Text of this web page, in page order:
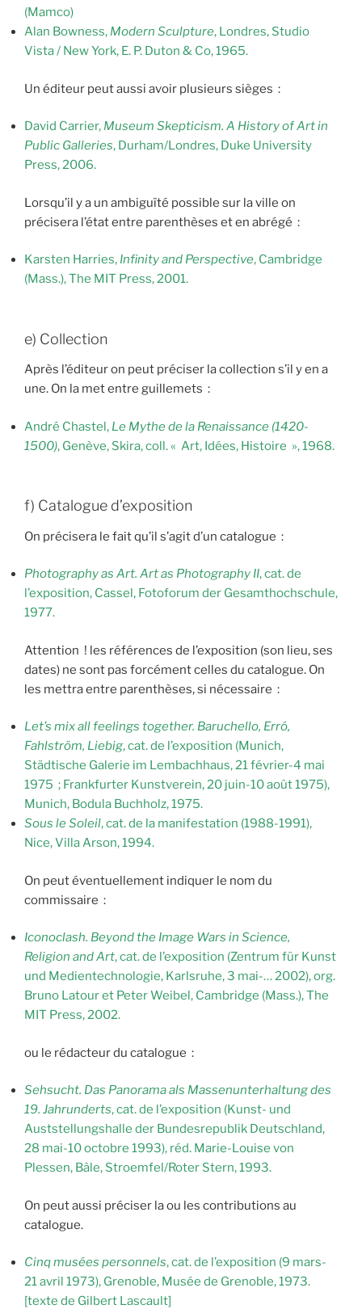
(Mamco)
Alan Bowness, Modern Sculpture, Londres, Studio
Vista / New York, E. P. Duton & Co, 1965.
Un éditeur peut aussi avoir plusieurs sièges :
David Carrier, Museum Skepticism. A History of Art in
Public Galleries, Durham/Londres, Duke University
Press, 2006.
Lorsqu’il y a un ambiguïté possible sur la ville on
précisera l’état entre parenthèses et en abrégé :
Karsten Harries, Infinity and Perspective, Cambridge
(Mass.), The MIT Press, 2001.
e) Collection
Après l’éditeur on peut préciser la collection s’il y en a
une. On la met entre guillemets :
André Chastel, Le Mythe de la Renaissance (1420-
1500), Genève, Skira, coll. « Art, Idées, Histoire », 1968.
f) Catalogue d’exposition
On précisera le fait qu’il s’agit d’un catalogue :
Photography as Art. Art as Photography II, cat. de
l’exposition, Cassel, Fotoforum der Gesamthochschule,
1977.
Attention ! les références de l’exposition (son lieu, ses
dates) ne sont pas forcément celles du catalogue. On
les mettra entre parenthèses, si nécessaire :
Let’s mix all feelings together. Baruchello, Erró,
Fahlström, Liebig, cat. de l’exposition (Munich,
Städtische Galerie im Lembachhaus, 21 février-4 mai
1975 ; Frankfurter Kunstverein, 20 juin-10 août 1975),
Munich, Bodula Buchholz, 1975.
Sous le Soleil, cat. de la manifestation (1988-1991),
Nice, Villa Arson, 1994.
On peut éventuellement indiquer le nom du
commissaire :
Iconoclash. Beyond the Image Wars in Science,
Religion and Art, cat. de l’exposition (Zentrum für Kunst
und Medientechnologie, Karlsruhe, 3 mai-… 2002), org.
Bruno Latour et Peter Weibel, Cambridge (Mass.), The
MIT Press, 2002.
ou le rédacteur du catalogue :
Sehsucht. Das Panorama als Massenunterhaltung des
19. Jahrunderts, cat. de l’exposition (Kunst- und
Auststellungshalle der Bundesrepublik Deutschland,
28 mai-10 octobre 1993), réd. Marie-Louise von
Plessen, Bâle, Stroemfel/Roter Stern, 1993.
On peut aussi préciser la ou les contributions au
catalogue.
Cinq musées personnels, cat. de l’exposition (9 mars-
21 avril 1973), Grenoble, Musée de Grenoble, 1973.
[texte de Gilbert Lascault]